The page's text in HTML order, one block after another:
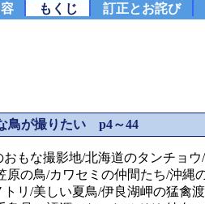
もくじ 訂正とお詫び
鳥が撮りたい p4～44
おもな撮影地/北海道のタンチョ
原の鳥/カワセミの仲間たち/沖縄
トリ/美しい夏鳥/伊良湖岬の猛禽